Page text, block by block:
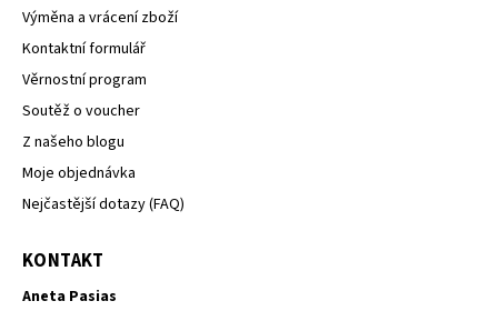
Výměna a vrácení zboží
Kontaktní formulář
Věrnostní program
Soutěž o voucher
Z našeho blogu
Moje objednávka
Nejčastější dotazy (FAQ)
KONTAKT
Aneta Pasias